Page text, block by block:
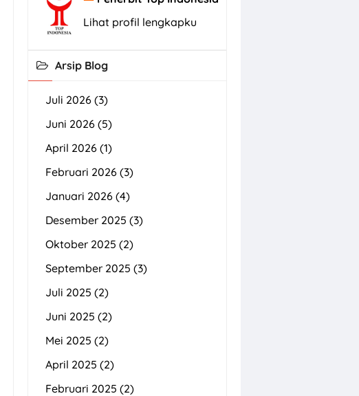
Lihat profil lengkapku
Arsip Blog
Juli 2026 (3)
Juni 2026 (5)
April 2026 (1)
Februari 2026 (3)
Januari 2026 (4)
Desember 2025 (3)
Oktober 2025 (2)
September 2025 (3)
Juli 2025 (2)
Juni 2025 (2)
Mei 2025 (2)
April 2025 (2)
Februari 2025 (2)